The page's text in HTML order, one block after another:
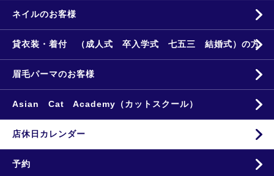
ネイルのお客様
貸衣装・着付 （成人式 卒入学式 七五三 結婚式）の方
眉毛パーマのお客様
Asian Cat Academy（カットスクール）
店休日カレンダー
予約